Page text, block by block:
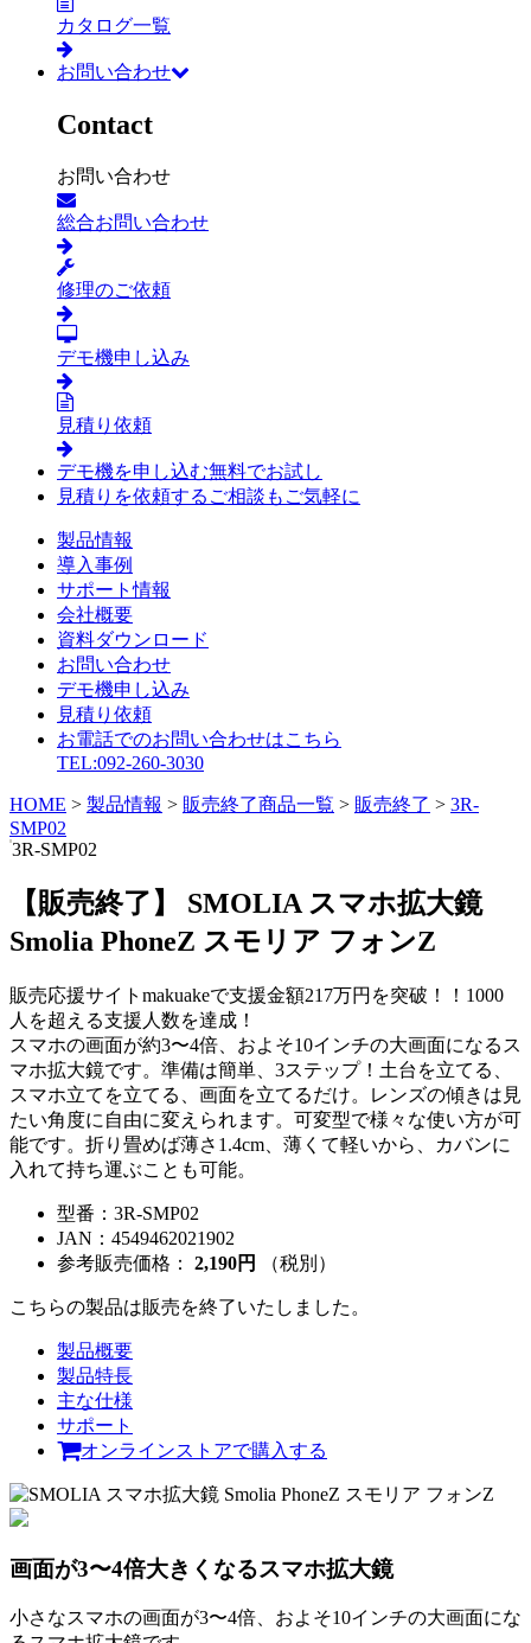
カタログ一覧
お問い合わせ
Contact
お問い合わせ
総合お問い合わせ
修理のご依頼
デモ機申し込み
見積り依頼
デモ機を申し込む無料でお試し
見積りを依頼する ご相談もご気軽に
製品情報
導入事例
サポート情報
会社概要
資料ダウンロード
お問い合わせ
デモ機申し込み
見積り依頼
お電話でのお問い合わせはこちら
TEL:092-260-3030
HOME > 製品情報 > 販売終了商品一覧 > 販売終了 > 3R-
SMP02
3R-SMP02
【販売終了】 SMOLIA スマホ拡大鏡
Smolia PhoneZ スモリア フォンZ
販売応援サイトmakuakeで支援金額217万円を突破！！1000
人を超える支援人数を達成！
スマホの画面が約3〜4倍、およそ10インチの大画面になるス
マホ拡大鏡です。準備は簡単、3ステップ！土台を立てる、
スマホ立てを立てる、画面を立てるだけ。レンズの傾きは見
たい角度に自由に変えられます。可変型で様々な使い方が可
能です。折り畳めば薄さ1.4cm、薄くて軽いから、カバンに
入れて持ち運ぶことも可能。
型番： 3R-SMP02
JAN： 4549462021902
参考販売価格：
2,190円 （税別）
こちらの製品は販売を終了いたしました。
製品概要
製品特長
主な仕様
サポート
オンラインストアで購入する
画面が3〜4倍大きくなるスマホ拡大鏡
小さなスマホの画面が3〜4倍、およそ10インチの大画面にな